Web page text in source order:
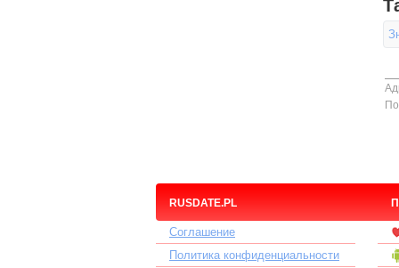
RUSDATE.PL
Соглашение
Политика конфиденциальности